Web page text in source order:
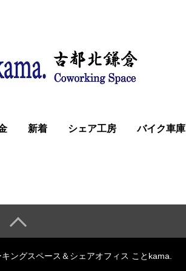
新着 シェア工房 バイク車庫
ングスペース＆シェアオフィス ことkama.